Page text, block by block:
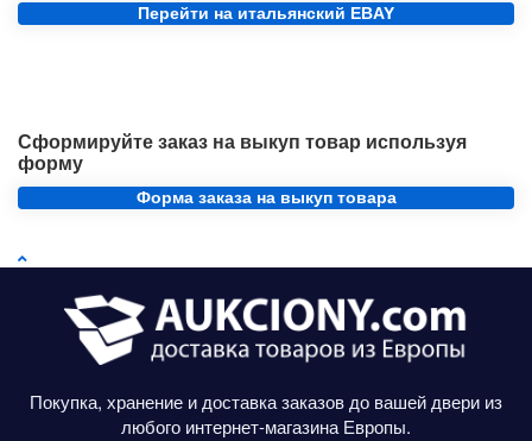
Перейти на итальянский EBAY
Сформируйте заказ на выкуп товар используя
форму
Форма заказа на выкуп товара
Покупка, хранение и доставка заказов до вашей двери из
любого интернет-магазина Европы.